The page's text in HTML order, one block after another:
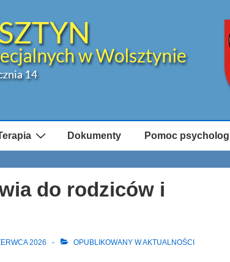
Dokumenty Pomoc
do rodziców i
2026 OPUBLIKOWANY WAKTUALNOŚCI